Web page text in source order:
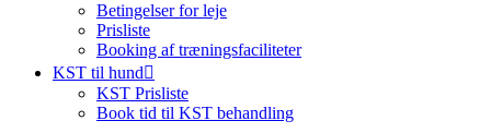
Betingelser for leje
Prisliste
Booking af træningsfaciliteter
KST til hund
KST Prisliste
Book tid til KST behandling